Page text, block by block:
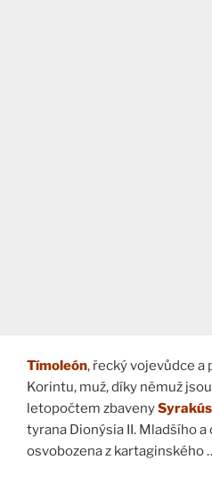
Tímoleón, řecký vojevůdce a
Korintu, muž, díky němuž
letopočtem zbaveny
tyrana Dionýsia II. Mladšího a
osvobozena z kartaginského